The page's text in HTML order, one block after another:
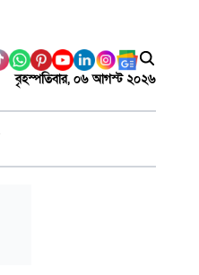
বৃহস্পতিবার, ০৬ আগস্ট ২০২৬